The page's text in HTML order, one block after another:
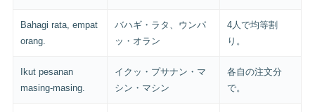
Bahagi rata, empat
orang.
バハギ・ラタ、ウンパ
ッ・オラン
4人で均等割
り。
Ikut pesanan
masing-masing.
イクッ・プサナン・マ
シン・マシン
各自の注文分
で。